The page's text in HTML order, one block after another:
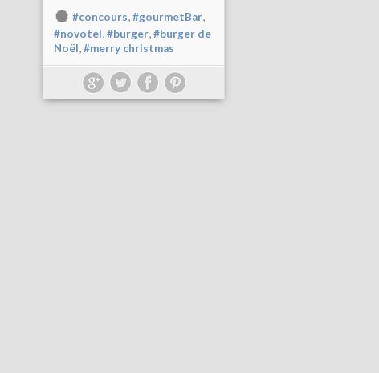
#concours,#gourmetBar,
#novotel,#burger,#burger de
Noël,#merry christmas